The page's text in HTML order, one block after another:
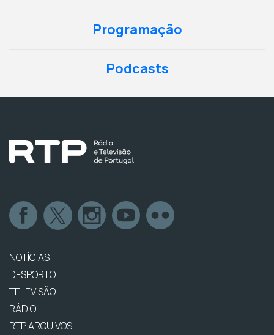
Programação
Podcasts
NOTÍCIAS
DESPORTO
TELEVISÃO
RÁDIO
RTP ARQUIVOS